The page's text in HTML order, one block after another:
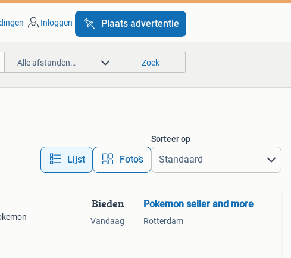
Inloggen Plaats advertentie
Alle afstanden… Zoek
Lijst Foto’s
Sorteer op
Bieden
Vandaag
Pokemon seller and more
Rotterdam